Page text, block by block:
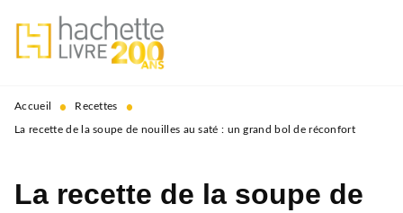
MENU RECHERCHE
PIED DE PAGE
Accueil • Recettes •
La recette de la soupe de nouilles au saté : un grand bol de réconfort
La recette de la soupe de